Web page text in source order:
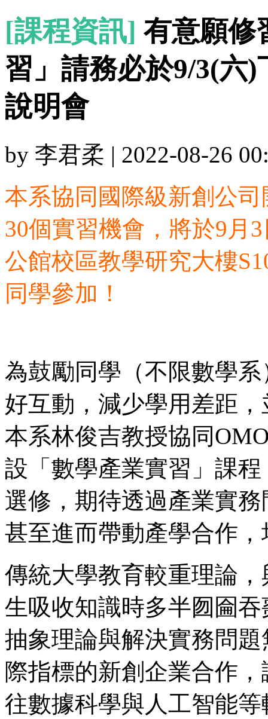
[課程資訊] 有意願修
習」請務必於9/3(六)
說明會
by 李君柔 | 2022-08-26
本系協同國際級新創公
30個實習機會，將於9月
公館校區教學研究大樓
同學參加！
為鼓勵同學（不限數學
好互動，減少學用差距
本系林俊吉教授協同
設「數學產業實習」課
選修，期待透過產業實
甚至進而帶動產學合作
傳統大學教育較重理論
生吸收知識時多半囫圇
抽象理論與解決實務問
際指標的新創企業合作
往數據科學與人工智能